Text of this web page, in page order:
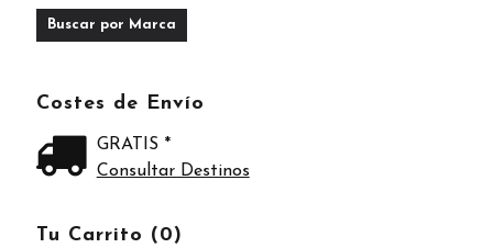
Costes de Envío
GRATIS *
Consultar Destinos
Tu Carrito (0)